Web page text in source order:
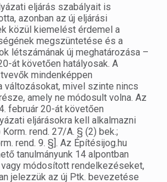
eljárás szabályait is
azonban az új eljárási
közül kiemelést érdemel a
megszüntetése és a
létszámának új meghatározása –
át követően hatályosak. A
mindenképpen
változásokat, mivel szinte nincs
amely ne módosult volna. Az
február 20-át követően
eljárásokra kell alkalmazni
rend. 27/A. § (2) bek.;
rend. 9. §]. Az Építésijog.hu
tanulmányunk 14 alpontban
módosított rendelkezéseket,
jelezzük az új Ptk. bevezetése